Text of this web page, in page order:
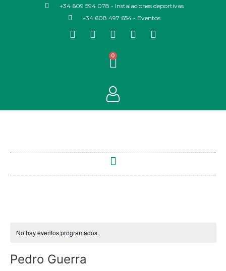
+34 609 594 078 - Instalaciones deportivas
+34 608 497 654 - Eventos
0
No hay eventos programados.
Pedro Guerra